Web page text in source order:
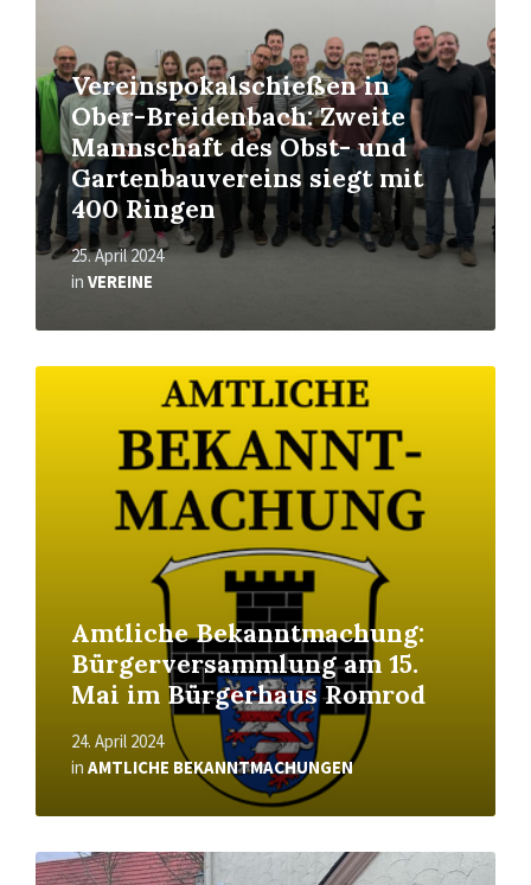
Vereinspokalschießen in
Ober-Breidenbach: Zweite
Mannschaft des Obst- und
Gartenbauvereins siegt mit
400 Ringen
25. April 2024
in VEREINE
Amtliche Bekanntmachung:
Bürgerversammlung am 15.
Mai im Bürgerhaus Romrod
24. April 2024
in AMTLICHE BEKANNTMACHUNGEN
Read
Read